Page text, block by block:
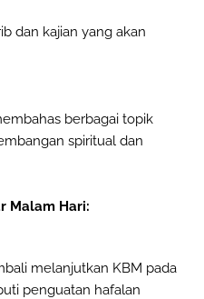
dan kajian yang akan
berbagai topik
spiritual dan
Malam Hari:
melanjutkan KBM pada
penguatan hafalan